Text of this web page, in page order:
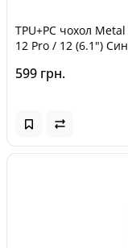
TPU+PC чохол
12 Pro / 12 (6.1")
599 грн.